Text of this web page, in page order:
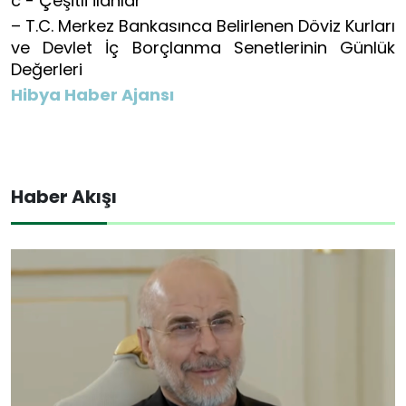
– T.C. Merkez Bankasınca Belirlenen Döviz Kurları
ve Devlet İç Borçlanma Senetlerinin Günlük
Değerleri
Hibya Haber Ajansı
Haber Akışı